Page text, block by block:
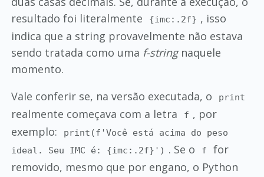
resultado foi literalmente
{imc:.2f} , isso
indica que a string provavelmente não estava
sendo tratada como uma f-stringnaquele
momento.
Vale conferir se, na versão executada, o
print
realmente começava com a letra f , por
exemplo:
print(f'Você está acima do peso
ideal. Seu IMC é: {imc:.2f}') . Se o f
for
removido, mesmo que por engano, o Python